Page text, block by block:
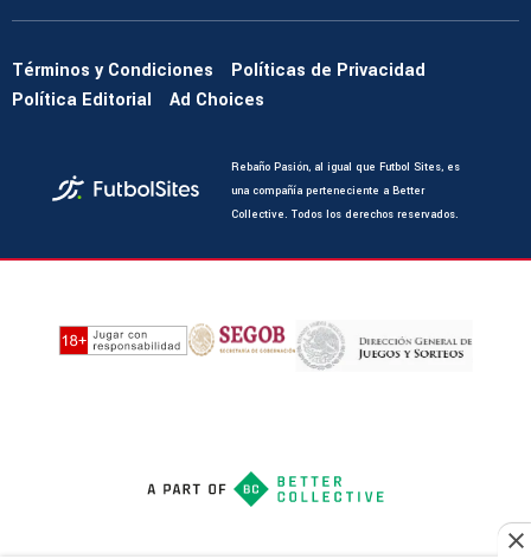
Términos y Condiciones
Políticas de Privacidad
Política Editorial
Ad Choices
Rebaño Pasión, al igual que Futbol Sites, es
una compañía perteneciente a Better
Collective. Todos los derechos reservados.